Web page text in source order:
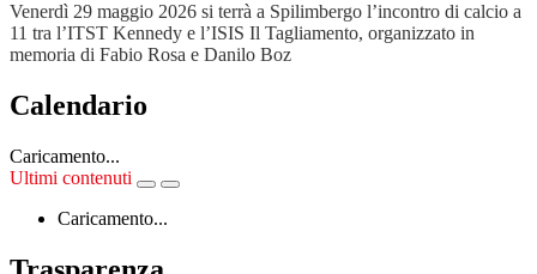
Venerdì 29 maggio 2026 si terrà a Spilimbergo l’incontro di calcio a
11 tra l’ITST Kennedy e l’ISIS Il Tagliamento, organizzato in
memoria di Fabio Rosa e Danilo Boz
Calendario
Caricamento...
Ultimi contenuti
Caricamento...